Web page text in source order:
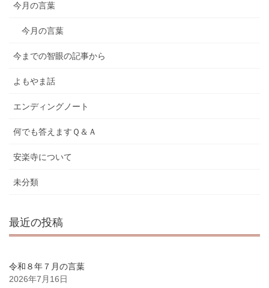
今月の言葉
今月の言葉
今までの智眼の記事から
よもやま話
エンディングノート
何でも答えますＱ＆Ａ
安楽寺について
未分類
最近の投稿
令和８年７月の言葉
2026年7月16日